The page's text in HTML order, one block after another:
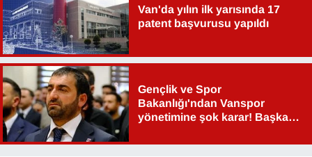
Van'da yılın ilk yarısında 17
patent başvurusu yapıldı
Gençlik ve Spor
Bakanlığı'ndan Vanspor
yönetimine şok karar! Başkan
VAN'DA SPOR
Vasıta
YAŞAM
YEREL